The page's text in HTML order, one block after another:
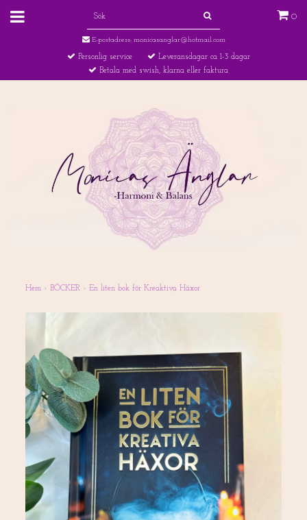
0
E-postadress: monicasanglar@hotmail.com
Personlig service
Leveransdagar ca 1-3 dagar
Betala med swish, klarna eller faktura
Hem › BÖCKER › En liten bok för Kreaktiva Häxor